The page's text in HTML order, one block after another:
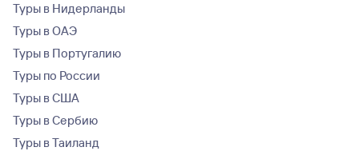
Туры в Нидерланды
Туры в ОАЭ
Туры в Португалию
Туры по России
Туры в США
Туры в Сербию
Туры в Таиланд